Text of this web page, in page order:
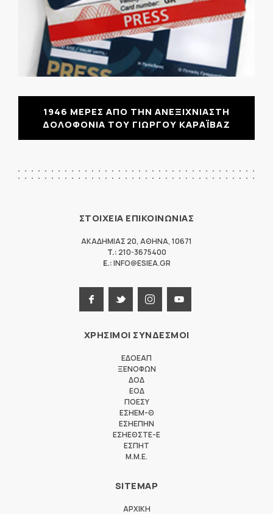
1946 ΜΕΡΕΣ ΑΠΟ ΤΗΝ ΑΝΕΞΙΧΝΙΑΣΤΗ
ΔΟΛΟΦΟΝΙΑ ΤΟΥ ΓΙΩΡΓΟΥ ΚΑΡΑΪΒΑΖ
ΣΤΟΙΧΕΙΑ ΕΠΙΚΟΙΝΩΝΙΑΣ
ΑΚΑΔΗΜΙΑΣ 20, ΑΘΗΝΑ, 10671
T.: 210-3675400
E.:INFO@ESIEA.GR
ΧΡΗΣΙΜΟΙ ΣΥΝΔΕΣΜΟΙ
ΕΔΟΕΑΠ
ΞΕΝΟΦΩΝ
ΔΟΔ
ΕΟΔ
ΠΟΕΣΥ
ΕΣΗΕΜ-Θ
ΕΣΗΕΠΗΝ
ΕΣΗΕΘΣΤΕ-Ε
ΕΣΠΗΤ
M.M.E.
SITEMAP
ΑΡΧΙΚΗ